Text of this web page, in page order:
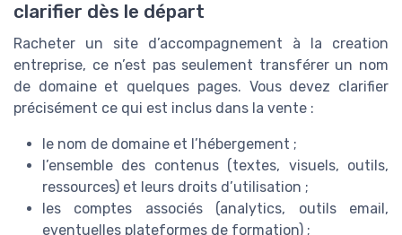
clarifier dès le départ
Racheter un site d’accompagnement à la creation
entreprise, ce n’est pas seulement transférer un nom
de domaine et quelques pages. Vous devez clarifier
précisément ce qui est inclus dans la vente :
le nom de domaine et l’hébergement ;
l’ensemble des contenus (textes, visuels, outils,
ressources) et leurs droits d’utilisation ;
les comptes associés (analytics, outils email,
eventuelles plateformes de formation) ;